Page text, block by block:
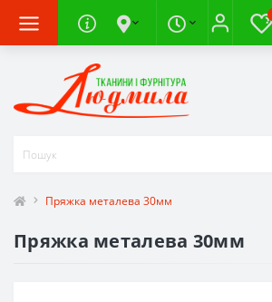
Пряжка металева 30мм
Пряжка металева 30мм